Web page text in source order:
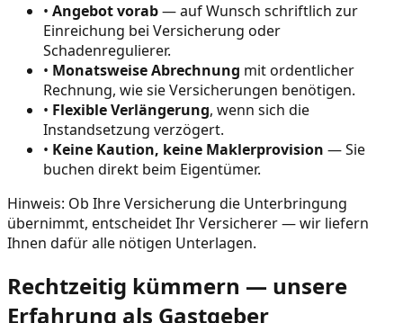
• Angebot vorab— auf Wunsch schriftlich zur
Einreichung bei Versicherung oder
Schadenregulierer.
• Monatsweise Abrechnung mit ordentlicher
Rechnung, wie sie Versicherungen benötigen.
• Flexible Verlängerung, wenn sich die
Instandsetzung verzögert.
• Keine Kaution, keine Maklerprovision — Sie
buchen direkt beim Eigentümer.
Hinweis: Ob Ihre Versicherung die Unterbringung
übernimmt, entscheidet Ihr Versicherer — wir liefern
Ihnen dafür alle nötigen Unterlagen.
Rechtzeitig kümmern — unsere
Erfahrung als Gastgeber